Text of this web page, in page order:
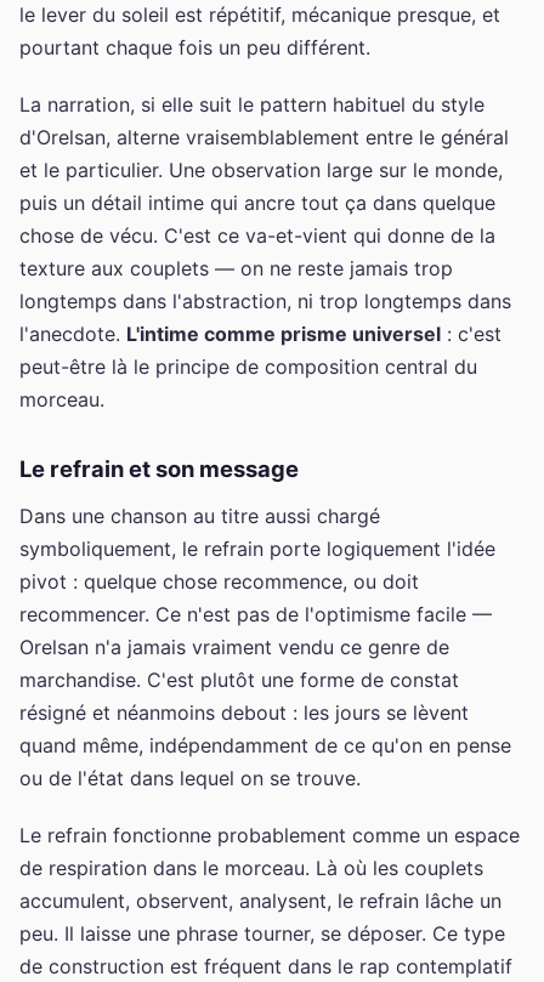
le lever du soleil est répétitif, mécanique presque, et
pourtant chaque fois un peu différent.
La narration, si elle suit le pattern habituel du style
d'Orelsan, alterne vraisemblablement entre le général
et le particulier. Une observation large sur le monde,
puis un détail intime qui ancre tout ça dans quelque
chose de vécu. C'est ce va-et-vient qui donne de la
texture aux couplets — on ne reste jamais trop
longtemps dans l'abstraction, ni trop longtemps dans
l'anecdote. L'intime comme prisme universel : c'est
peut-être là le principe de composition central du
morceau.
Le refrain et son message
Dans une chanson au titre aussi chargé
symboliquement, le refrain porte logiquement l'idée
pivot : quelque chose recommence, ou doit
recommencer. Ce n'est pas de l'optimisme facile —
Orelsan n'a jamais vraiment vendu ce genre de
marchandise. C'est plutôt une forme de constat
résigné et néanmoins debout : les jours se lèvent
quand même, indépendamment de ce qu'on en pense
ou de l'état dans lequel on se trouve.
Le refrain fonctionne probablement comme un espace
de respiration dans le morceau. Là où les couplets
accumulent, observent, analysent, le refrain lâche un
peu. Il laisse une phrase tourner, se déposer. Ce type
de construction est fréquent dans le rap contemplatif